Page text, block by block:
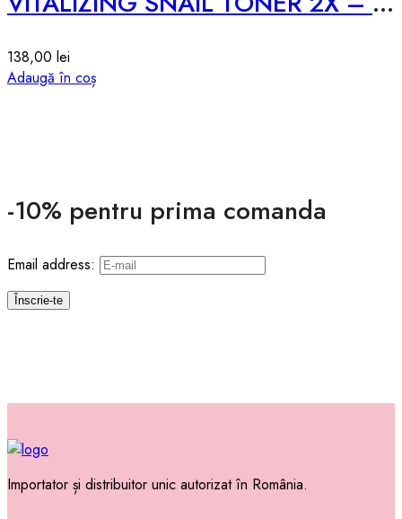
138,00 lei
Adaugă în coș
-10% pentru prima comanda
Email address:
Importator și distribuitor unic autorizat în România.